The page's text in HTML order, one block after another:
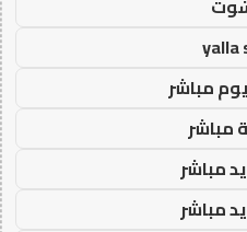
yalla
مباشر
مباشر
مباشر
مباشر